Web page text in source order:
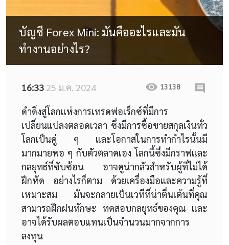
บัญชี Forex Mini: มันคืออะไรและมัน
ทำงานอย่างไร?
16:33 25 ม.ค. 2024 13138
ดำดิ่งสู่โลกแห่งการเทรดฟอเร็กซ์ที่มีการ
เปลี่ยนแปลงตลอดเวลา ซึ่งมีการซื้อขายสกุลเงินทั่ว
โลกเป็นคู่ ๆ และโอกาสในการทำกำไรนั้นมี
มากมายพอ ๆ กับตัวตลาดเอง โลกนี้ซึ่งมีกราฟและ
กลยุทธ์ที่ซับซ้อน อาจดูน่ากลัวสำหรับผู้ที่ไม่ได้
ฝึกหัด อย่างไรก็ตาม ด้วยเครื่องมือและความรู้ที่
เหมาะสม มันจะกลายเป็นเวทีที่น่าตื่นเต้นที่คุณ
สามารถฝึกฝนทักษะ ทดสอบกลยุทธ์ของคุณ และ
อาจได้รับผลตอบแทนเป็นจำนวนมากจากการ
ลงทุน